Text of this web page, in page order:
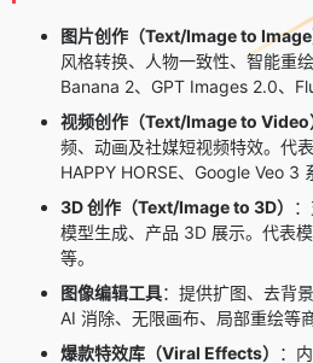
图片创作（Text/Image to Image
风格转换、人物一致性、智能重
Banana 2、GPT Images 2.0、
视频创作（Text/Image to Video
频、动画及社媒短视频特效。代
HAPPY HORSE、Google Veo 3
3D 创作（Text/Image to 3D）
模型生成、产品 3D 展示。代表
等。
图像编辑工具：提供扩图、去背
AI 消除、无限画布、局部重绘等
爆款特效库（Viral Effects）
：